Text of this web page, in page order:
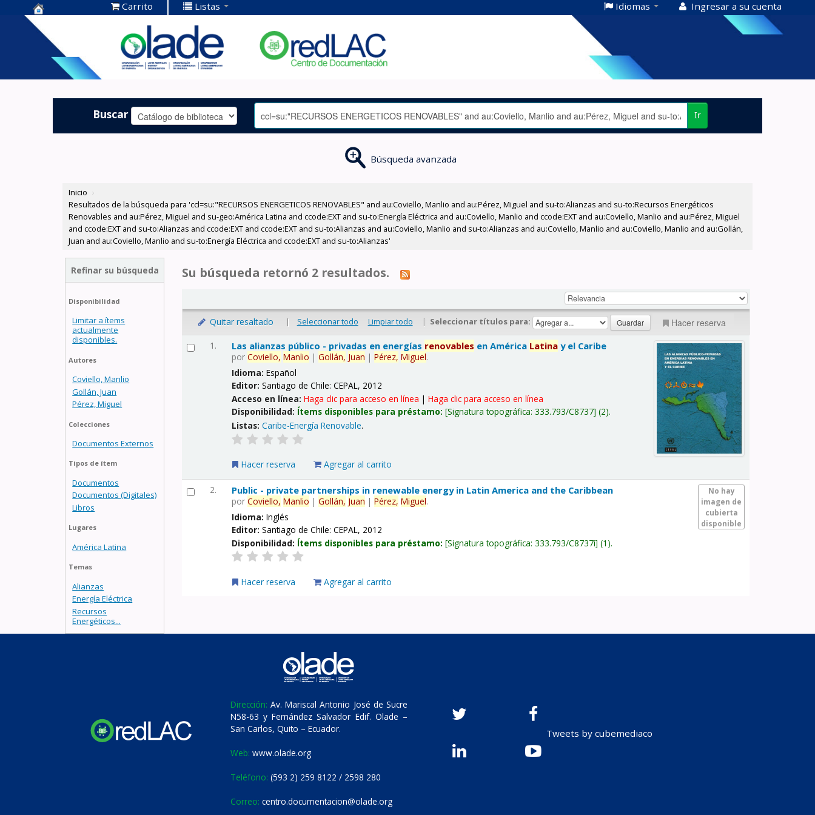
Centro de
Documentación
OLADE -
Carrito Listas Idiomas Ingresar a su cuenta
Buscar Ir
Búsqueda avanzada
Inicio ›
Resultados de la búsqueda para 'ccl=su:"RECURSOS ENERGETICOS RENOVABLES" and au:Coviello, Manlio and au:Pérez, Miguel and su-to:Alianzas and su-to:Recursos Energéticos
Renovables and au:Pérez, Miguel and su-geo:América Latina and ccode:EXT and su-to:Energía Eléctrica and au:Coviello, Manlio and ccode:EXT and au:Coviello, Manlio and au:Pérez, Miguel
and ccode:EXT and su-to:Alianzas and ccode:EXT and ccode:EXT and su-to:Alianzas and au:Coviello, Manlio and su-to:Alianzas and au:Coviello, Manlio and au:Coviello, Manlio and au:Gollán,
Juan and au:Coviello, Manlio and su-to:Energía Eléctrica and ccode:EXT and su-to:Alianzas'
Refinar su búsqueda
Disponibilidad
Limitar a ítems
actualmente
disponibles.
Autores
Coviello, Manlio
Gollán, Juan
Pérez, Miguel
Colecciones
Documentos Externos
Tipos de ítem
Documentos
Documentos (Digitales)
Libros
Lugares
América Latina
Temas
Alianzas
Energía Eléctrica
Recursos
Energéticos...
Su búsqueda retornó 2 resultados.
Quitar resaltado | Seleccionar todo Limpiar todo | Seleccionar títulos para: Hacer reserva
1. Las alianzas público - privadas en energías renovables en América Latina y el Caribe
porCoviello, Manlio |Gollán, Juan |Pérez, Miguel.
Idioma:Español
Editor:Santiago de Chile: CEPAL, 2012
Acceso en línea:Haga clic para acceso en línea |Haga clic para acceso en línea
Disponibilidad: Ítems disponibles para préstamo: Signatura topográfica:333.793/C8737 (2).
Listas: Caribe-Energía Renovable.
Hacer reserva Agregar al carrito
2.
No hay
imagen de
cubierta
disponible
Public - private partnerships in renewable energy in Latin America and the Caribbean
porCoviello, Manlio |Gollán, Juan |Pérez, Miguel.
Idioma:Inglés
Editor:Santiago de Chile: CEPAL, 2012
Disponibilidad: Ítems disponibles para préstamo: Signatura topográfica:333.793/C8737i (1).
Hacer reserva Agregar al carrito
Dirección: Av. Mariscal Antonio José de Sucre
N58-63 y Fernández Salvador Edif. Olade –
San Carlos, Quito – Ecuador.
Web: www.olade.org
Teléfono: (593 2) 259 8122 / 2598 280
Correo: centro.documentacion@olade.org
Tweets by cubemediaco